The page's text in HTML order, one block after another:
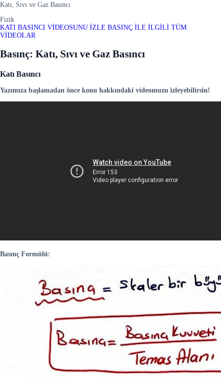
Katı, Sıvı ve Gaz Basıncı
Fizik
KATI BASINCI VİDEOSUNU İZLE BASINÇ İLE İLGİLİ TÜM
VİDEOLAR
Basınç: Katı, Sıvı ve Gaz Basıncı
Katı Basıncı
Yazımıza başlamadan önce konu hakkındaki videomuzu izleyebilirsin!
Basınç Formülü: